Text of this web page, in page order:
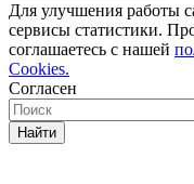
Для улучшения работы
сервисы статистики.
соглашаетесь с нашей
Cookies.
Согласен
Найти